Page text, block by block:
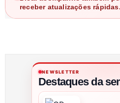
receber atualizações rápidas.
NEWSLETTER
Destaques da